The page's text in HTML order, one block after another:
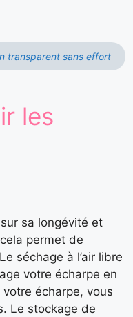
transparent sans effort
les
sa longévité et
permet de
séchage à l’air libre
votre écharpe en
écharpe, vous
Le stockage de